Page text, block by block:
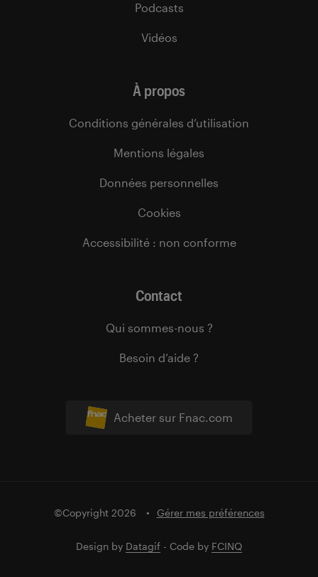
Acheter sur Fnac.com
Podcasts
Vidéos
À propos
Conditions générales d’utilisation
Mentions légales
Données personnelles
Cookies
Accessibilité : non conforme
Contact
Qui sommes-nous ?
Besoin d’aide ?
©Copyright 2026 Gérer mes préférences
Design by Datagif - Code by FCINQ